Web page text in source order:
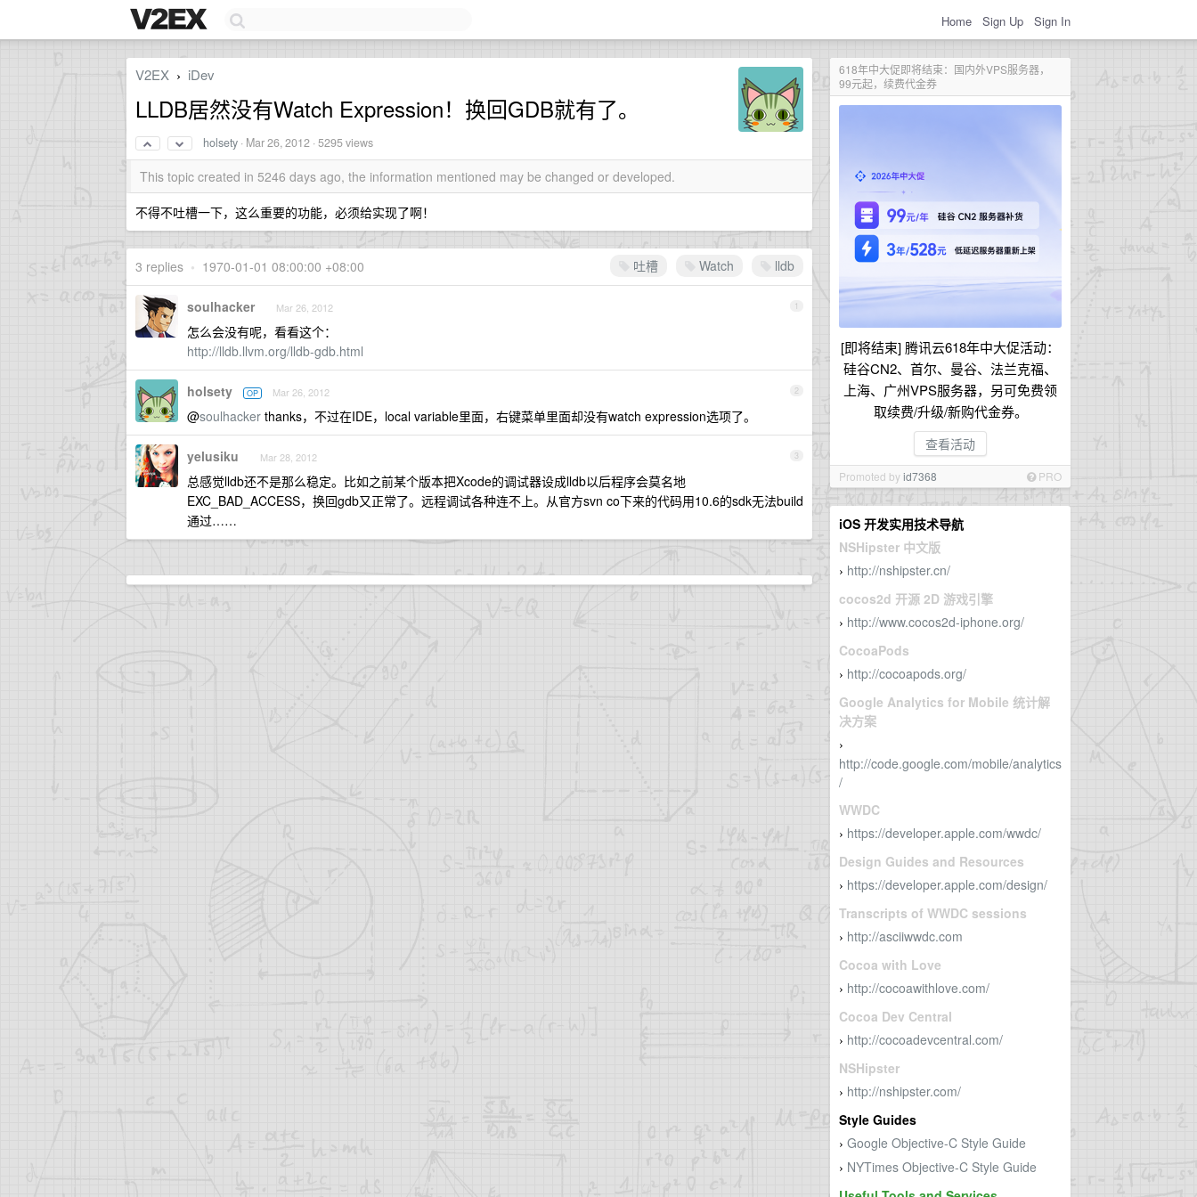
Home Sign Up Sign In
618年中大促即将结束：国内外VPS服务器，
99元起，续费代金券
[即将结束] 腾讯云618年中大促活动：
硅谷CN2、首尔、曼谷、法兰克福、
上海、广州VPS服务器，另可免费领
取续费/升级/新购代金券。
查看活动
Promoted byid7368 PRO
iOS 开发实用技术导航
NSHipster 中文版
› http://nshipster.cn/
cocos2d 开源 2D 游戏引擎
› http://www.cocos2d-iphone.org/
CocoaPods
› http://cocoapods.org/
Google Analytics for Mobile 统计解
决方案
›
http://code.google.com/mobile/analytics
/
WWDC
› https://developer.apple.com/wwdc/
Design Guides and Resources
› https://developer.apple.com/design/
Transcripts of WWDC sessions
› http://asciiwwdc.com
Cocoa with Love
› http://cocoawithlove.com/
Cocoa Dev Central
› http://cocoadevcentral.com/
NSHipster
› http://nshipster.com/
Style Guides
› Google Objective-C Style Guide
› NYTimes Objective-C Style Guide
V2EX › iDev
LLDB居然没有Watch Expression！换回GDB就有了。
holsety · Mar 26, 2012 · 5295 views
This topic created in 5246 days ago, the information mentioned may be changed or developed.
不得不吐槽一下，这么重要的功能，必须给实现了啊！
吐槽 Watch lldb
3 replies • 1970-01-01 08:00:00 +08:00
1
soulhacker Mar 26, 2012
怎么会没有呢，看看这个：
http://lldb.llvm.org/lldb-gdb.html
2
holsety OP Mar 26, 2012
@soulhacker thanks，不过在IDE，local variable里面，右键菜单里面却没有watch expression选项了。
3
yelusiku Mar 28, 2012
总感觉lldb还不是那么稳定。比如之前某个版本把Xcode的调试器设成lldb以后程序会莫名地
EXC_BAD_ACCESS，换回gdb又正常了。远程调试各种连不上。从官方svn co下来的代码用10.6的sdk无法build
通过……